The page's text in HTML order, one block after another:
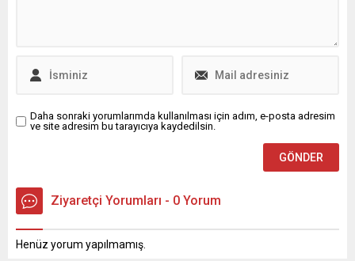
Daha sonraki yorumlarımda kullanılması için adım, e-posta adresim
ve site adresim bu tarayıcıya kaydedilsin.
Ziyaretçi Yorumları - 0 Yorum
Henüz yorum yapılmamış.